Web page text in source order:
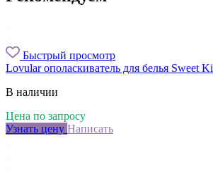
Быстрый просмотр
Lovular ополаскиватель для белья Sweet
В наличии
Цена по запросу
Узнать цену Написать